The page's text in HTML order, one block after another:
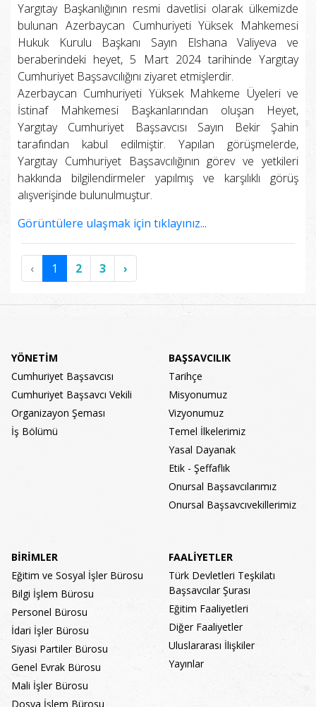
Yargıtay Başkanlığının resmi davetlisi olarak ülkemizde
bulunan Azerbaycan Cumhuriyeti Yüksek Mahkemesi
Hukuk Kurulu Başkanı Sayın Elshana Valiyeva ve
beraberindeki heyet, 5 Mart 2024 tarihinde Yargıtay
Cumhuriyet Başsavcılığını ziyaret etmişlerdir.
Azerbaycan Cumhuriyeti Yüksek Mahkeme Üyeleri ve
İstinaf Mahkemesi Başkanlarından oluşan Heyet,
Yargıtay Cumhuriyet Başsavcısı Sayın Bekir Şahin
tarafından kabul edilmiştir. Yapılan görüşmelerde,
Yargıtay Cumhuriyet Başsavcılığının görev ve yetkileri
hakkında bilgilendirmeler yapılmış ve karşılıklı görüş
alışverişinde bulunulmuştur.
Görüntülere ulaşmak için tıklayınız...
‹ 1 2 3 ›
YÖNETİM
Cumhuriyet Başsavcısı
Cumhuriyet Başsavcı Vekili
Organizayon Şeması
İş Bölümü
BAŞSAVCILIK
Tarihçe
Misyonumuz
Vizyonumuz
Temel İlkelerimiz
Yasal Dayanak
Etik - Şeffaflık
Onursal Başsavcılarımız
Onursal Başsavcıvekillerimiz
BİRİMLER
Eğitim ve Sosyal İşler Bürosu
Bilgi İşlem Bürosu
Personel Bürosu
İdari İşler Bürosu
Siyasi Partiler Bürosu
Genel Evrak Bürosu
Mali İşler Bürosu
Dosya İşlem Bürosu
FAALİYETLER
Türk Devletleri Teşkilatı
Başsavcılar Şurası
Eğitim Faaliyetleri
Diğer Faaliyetler
Uluslararası İlişkiler
Yayınlar